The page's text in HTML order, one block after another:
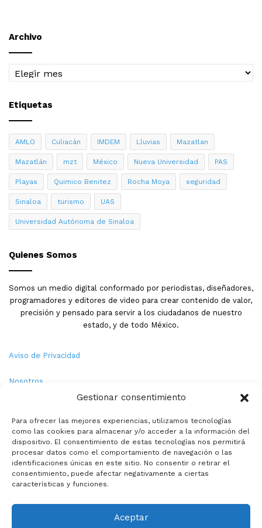
Gestionar consentimiento
Para ofrecer las mejores experiencias, utilizamos tecnologías
como las cookies para almacenar y/o acceder a la información del
dispositivo. El consentimiento de estas tecnologías nos permitirá
procesar datos como el comportamiento de navegación o las
identificaciones únicas en este sitio. No consentir o retirar el
consentimiento, puede afectar negativamente a ciertas
características y funciones.
Aceptar
Archivo
Archivo
Etiquetas
AMLO Culiacán IMDEM Lluvias Mazatlan
Mazatlán mzt México Nueva Universidad PAS
Playas Quimico Benitez Rocha Moya seguridad
Sinaloa turismo UAS
Universidad Autónoma de Sinaloa
Quienes Somos
Somos un medio digital conformado por periodistas, diseñadores,
programadores y editores de video para crear contenido de valor,
precisión y pensado para servir a los ciudadanos de nuestro
estado, y de todo México.
Aviso de Privacidad
Nosotros
Política de Cookies
Contacto